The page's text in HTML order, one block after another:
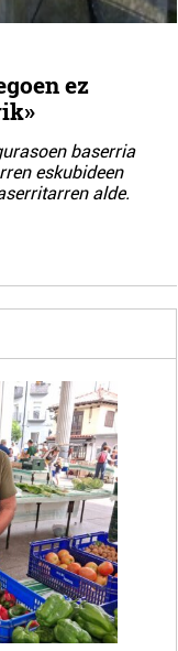
ez
baserria
eskubideen
alde.